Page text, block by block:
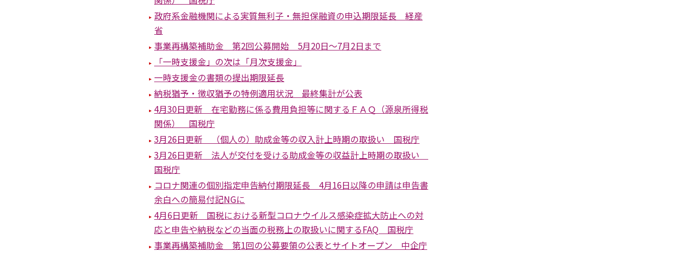
政府系金融機関による実質無利子・無担保融資の申込期限延長 経産
省
事業再構築補助金 第2回公募開始 5月20日～7月2日まで
「一時支援金」の次は「月次支援金」
一時支援金の書類の提出期限延長
納税猶予・徴収猶予の特例適用状況 最終集計が公表
4月30日更新 在宅勤務に係る費用負担等に関するＦＡＱ（源泉所得税
関係） 国税庁
3月26日更新 （個人の）助成金等の収入計上時期の取扱い 国税庁
3月26日更新 法人が交付を受ける助成金等の収益計上時期の取扱い
国税庁
コロナ関連の個別指定申告納付期限延長 4月16日以降の申請は申告書
余白への簡易付記NGに
4月6日更新 国税における新型コロナウイルス感染症拡大防止への対
応と申告や納税などの当面の税務上の取扱いに関するFAQ 国税庁
事業再構築補助金 第1回の公募要領の公表とサイトオープン 中企庁